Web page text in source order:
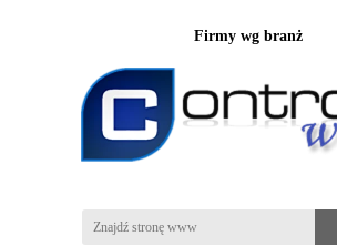
Firmy wg branż